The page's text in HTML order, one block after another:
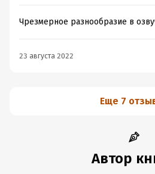
Чрезмерное разнообразие в
23 августа 2022
Еще 7
Автор